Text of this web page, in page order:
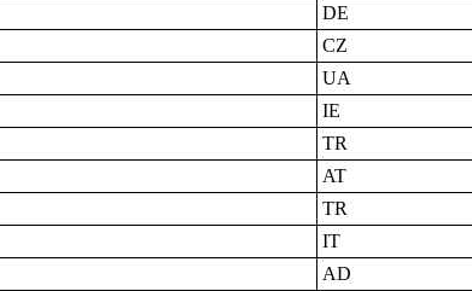
DE
CZ
UA
IE
TR
AT
TR
IT
AD